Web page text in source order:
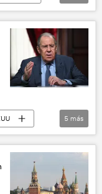
5 más